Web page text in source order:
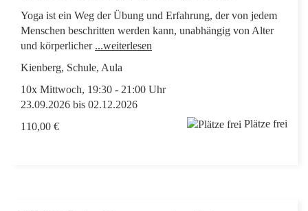
Yoga ist ein Weg der Übung und Erfahrung, der von jedem
Menschen beschritten werden kann, unabhängig von Alter
und körperlicher ...weiterlesen
Kienberg, Schule, Aula
10x Mittwoch, 19:30 - 21:00 Uhr
23.09.2026 bis 02.12.2026
110,00 €
Plätze frei